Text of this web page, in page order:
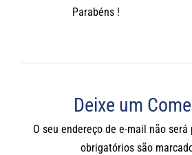
Parabéns !
Deixe um
O seu endereço de e-mail não será
obrigatórios são